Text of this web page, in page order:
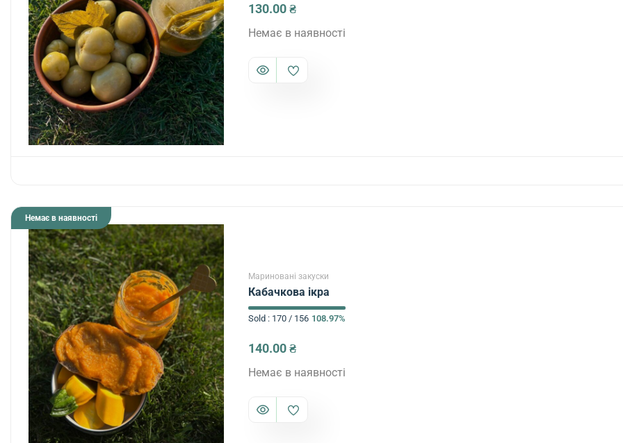
130.00₴
Немає в наявності
Немає в наявності
Мариновані закуски
Кабачкова ікра
Sold : 170 / 156 108.97%
140.00₴
Немає в наявності